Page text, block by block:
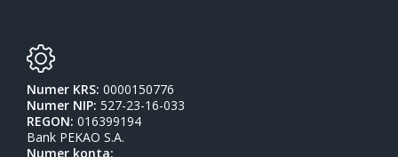
Numer KRS: 0000150776
Numer NIP: 527-23-16-033
REGON: 016399194
Bank PEKAO S.A.
Numer konta: